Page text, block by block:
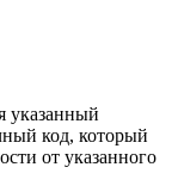
указанный
код, который
от указанного